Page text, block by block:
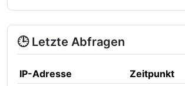
🕒 Letzte Abfragen
IP-Adresse Zeitpunkt